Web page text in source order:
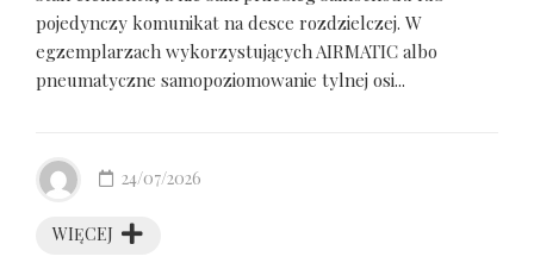
pojedynczy komunikat na desce rozdzielczej. W
egzemplarzach wykorzystujących AIRMATIC albo
pneumatyczne samopoziomowanie tylnej osi...
WIĘCEJ
24/07/2026